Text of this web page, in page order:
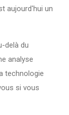
aujourd'hui un
delà du
analyse
technologie
si vous